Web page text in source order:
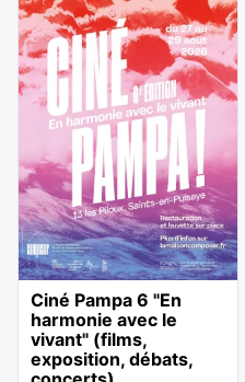
Ciné Pampa 6 "En
harmonie avec le
vivant" (films,
exposition, débats,